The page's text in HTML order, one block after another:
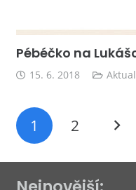
Pébéčko na
15. 6. 2018
1 2